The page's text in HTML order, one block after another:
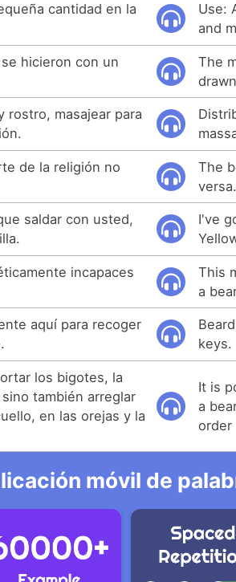
cantidad en la
Use:
and
hicieron con un
The
rostro, masajear para
de la religión no
The
versa.
saldar con usted,
I've
incapaces
This
a
aquí para recoger
keys.
los bigotes, la
también arreglar
en las orejas y la
It is
a
order
móvil de